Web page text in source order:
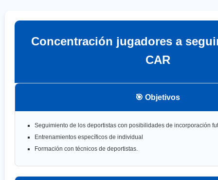
Concentración jugadores a
CAR
🎯 Objetivos
Seguimiento de los deportistas con posibilidades de incorporación
Entrenamientos específicos de individual
Formación con técnicos de deportistas.